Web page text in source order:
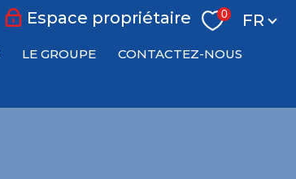
Espace propriétaire 0 FR
LE GROUPE CONTACTEZ-NOUS